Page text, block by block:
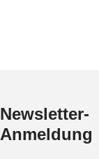
Newsletter-
Anmeldung